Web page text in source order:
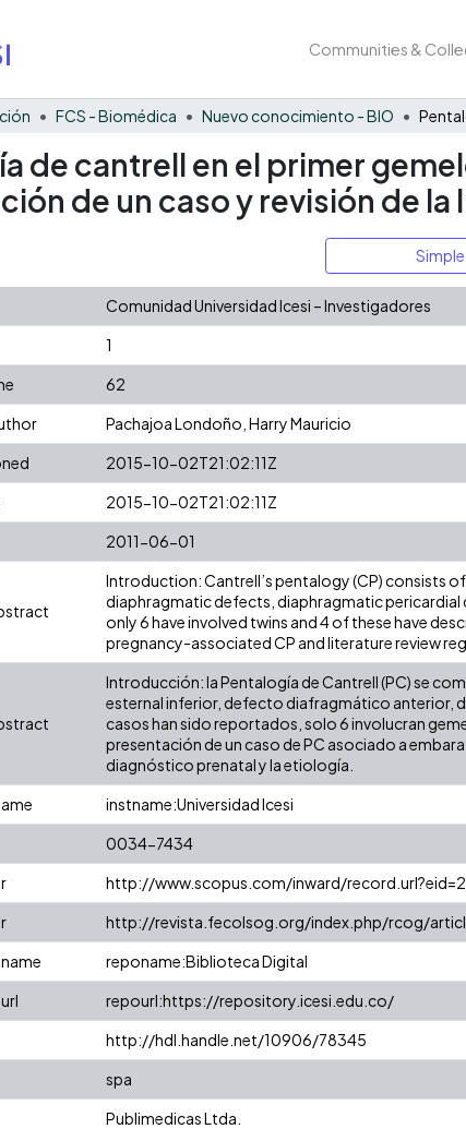
Communities &
FCS - Biomédica Nuevo conocimiento - BIO
de cantrell en el primer
de un caso y revisión de la
Comunidad Universidad Icesi – Investigadores
1
62
Pachajoa Londoño, Harry Mauricio
2015-10-02T21:02:11Z
2015-10-02T21:02:11Z
2011-06-01
Introduction: Cantrell’s pentalogy (CP) consists
diaphragmatic defects, diaphragmatic pericardial
only 6 have involved twins and 4 of these have
pregnancy-associated CP and literature review
Introducción: la Pentalogía de Cantrell (PC) se
esternal inferior, defecto diafragmático anterior,
casos han sido reportados, solo 6 involucran
presentación de un caso de PC asociado a
diagnóstico prenatal y la etiología.
instname:Universidad Icesi
0034-7434
http://www.scopus.com/inward/
http://revista.fecolsog.org/index.php/rcog/
reponame:Biblioteca Digital
repourl:https://repository.icesi.edu.co/
http://hdl.handle.net/10906/78345
spa
Publimedicas Ltda.